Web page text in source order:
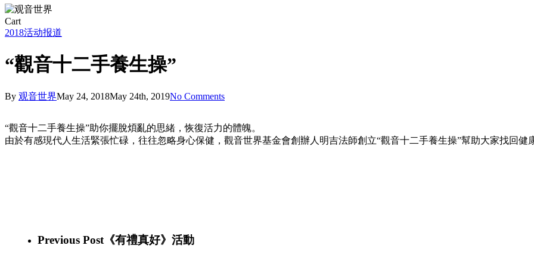
CartClose
Cart
2018活动报道
“觀音十二手養生操”
By 观音世界May 24, 2018May 24th, 2019No Comments
“觀音十二手養生操”助你擺脫煩亂的思緒，恢復活力的體魄。
由於有感現代人生活緊張忙碌，往往忽略身心保健，觀音世界基金會創辦人明吉法師創立“觀音十二手養生操”幫助大家找回健
Previous Post 《有禮真好》活動